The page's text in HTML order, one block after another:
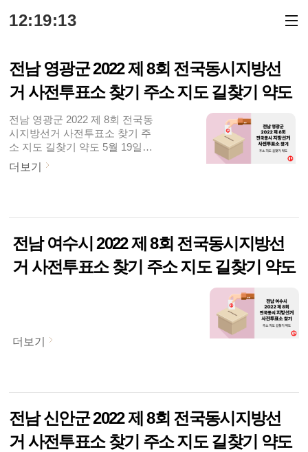
12:19:13
전남 영광군 2022 제 8회 전국동시지방선
거 사전투표소 찾기 주소 지도 길찾기 약도
전남 영광군 2022 제 8회 전국동
시지방선거 사전투표소 찾기 주
소 지도 길찾기 약도 5월 19일
(목)부터 제 8회 전국동시지방선
거 선거운동이 시작되었습니다.
28일(토) 시간은 매일 오전 6시
투표를 실시한다고 밝혔는데요.
전국에 설치된 사전투표소 어디
서나 투표가 가능합니다. 중앙선
행됩니다. 선거일 투표는 주소지
도 잘 치러졌으면 좋겠습니다. 투
표율 잠시 살펴보면요. 제 20대..
더보기
전남 여수시 2022 제 8회 전국동시지방선
거 사전투표소 찾기 주소 지도 길찾기 약도
더보기
전남 신안군 2022 제 8회 전국동시지방선
거 사전투표소 찾기 주소 지도 길찾기 약도